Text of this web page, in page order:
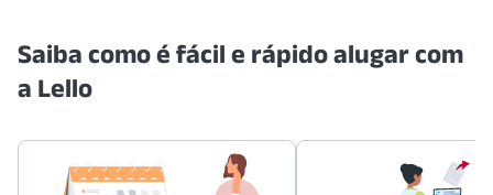
Saiba como é fácil e rápido alugar com
a Lello